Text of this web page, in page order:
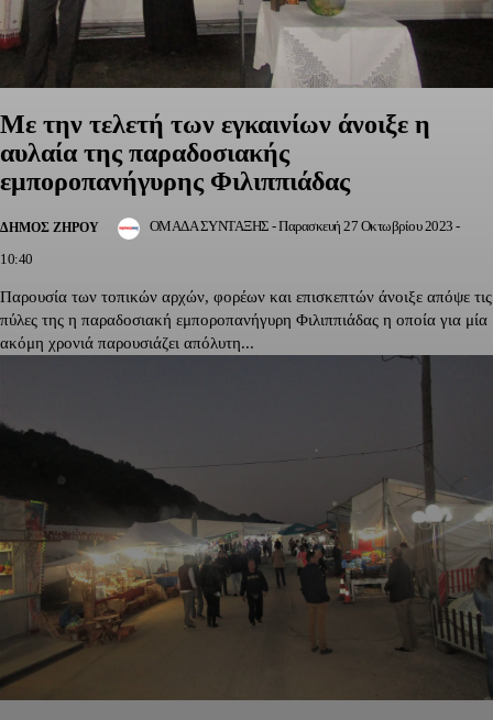
Με την τελετή των εγκαινίων άνοιξε η
αυλαία της παραδοσιακής
εμποροπανήγυρης Φιλιππιάδας
ΔΉΜΟΣ ΖΗΡΟΎ ΟΜΑΔΑ ΣΥΝΤΑΞΗΣ -Παρασκευή 27 Οκτωβρίου 2023 -
10:40
Παρουσία των τοπικών αρχών, φορέων και επισκεπτών άνοιξε απόψε τις
πύλες της η παραδοσιακή εμποροπανήγυρη Φιλιππιάδας η οποία για μία
ακόμη χρονιά παρουσιάζει απόλυτη...